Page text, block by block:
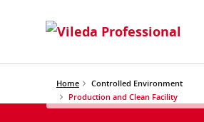
Home
Controlled Environment
Production and Clean Facility